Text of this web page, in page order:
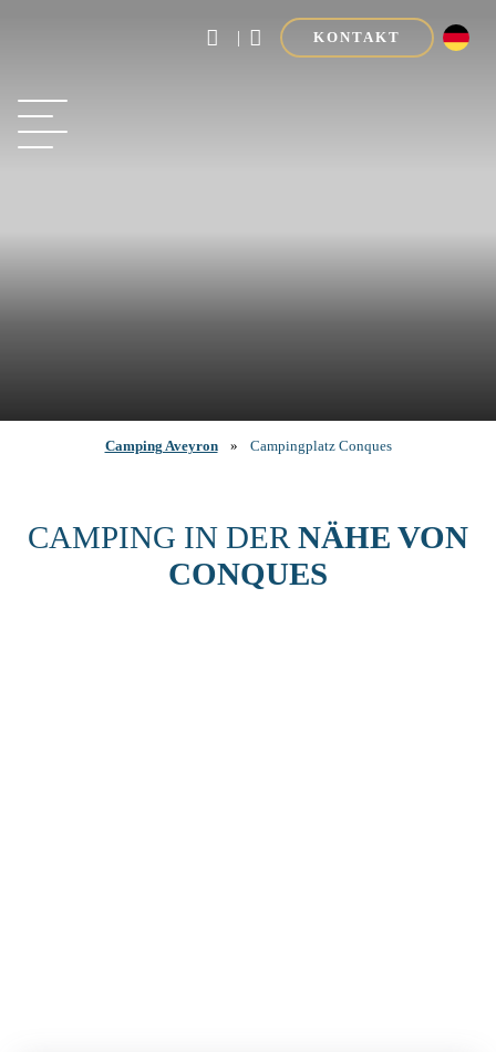
| KONTAKT
Camping Aveyron » Campingplatz Conques
CAMPING IN DER NÄHE VON
CONQUES